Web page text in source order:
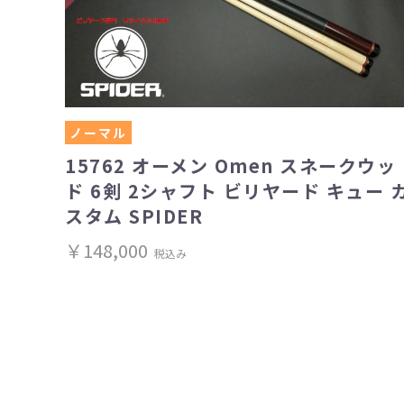
ノーマル
15762 オーメン Omen スネークウッ
ド 6剣 2シャフト ビリヤード キュー
スタム SPIDER
￥148,000 税込み